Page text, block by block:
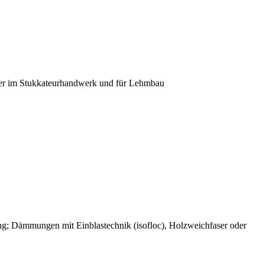
im Stukkateurhandwerk und für Lehmbau
Dämmungen mit Einblastechnik (isofloc), Holzweichfaser oder